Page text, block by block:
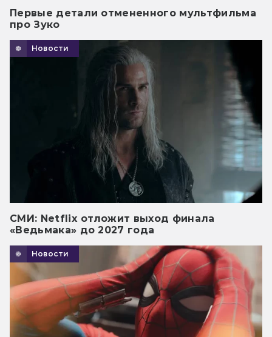
Первые детали отмененного мультфильма
про Зуко
Новости
СМИ: Netflix отложит выход финала
«Ведьмака» до 2027 года
Новости